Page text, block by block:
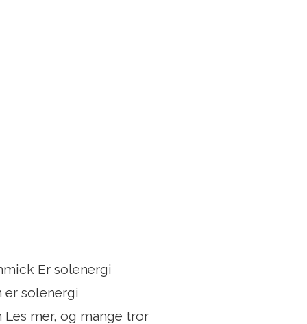
Er solenergi
solenergi
mer, og mange tror